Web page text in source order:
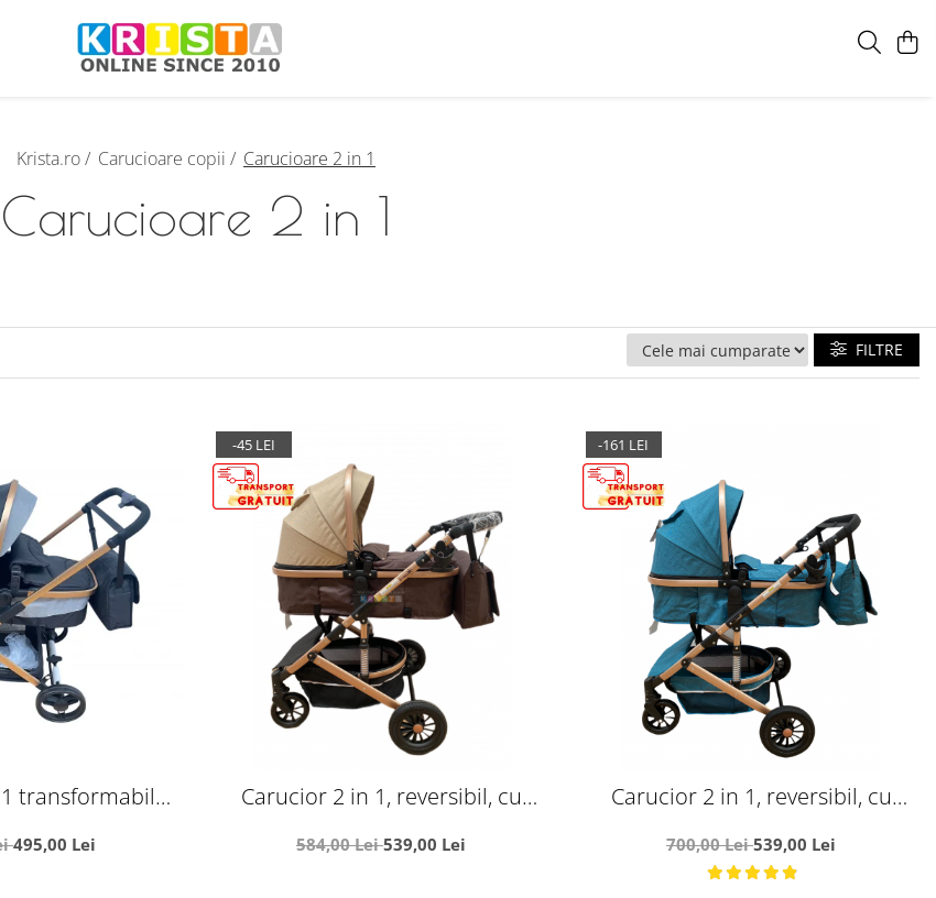
Krista.ro / Carucioare copii / Carucioare 2 in 1
Carucioare 2 in 1
FILTRE
transformabil
495,00 Lei
-45 LEI
Carucior 2 in 1, reversibil, cu
584,00 Lei539,00 Lei
-161 LEI
Carucior 2 in 1, reversibil, cu
700,00 Lei539,00 Lei